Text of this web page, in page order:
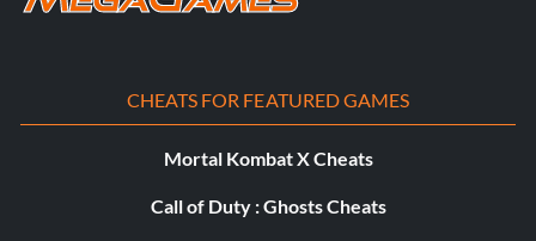
CHEATS FOR FEATURED GAMES
Mortal Kombat X Cheats
Call of Duty : Ghosts Cheats